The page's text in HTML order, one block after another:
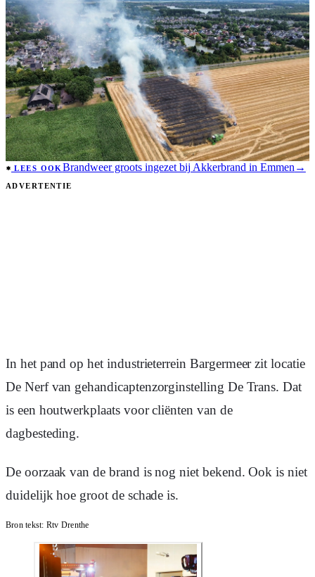
LEES OOK Brandweer groots ingezet bij Akkerbrand in Emmen →
ADVERTENTIE
In het pand op het industrieterrein Bargermeer zit locatie
De Nerf van gehandicaptenzorginstelling De Trans. Dat
is een houtwerkplaats voor cliënten van de
dagbesteding.
De oorzaak van de brand is nog niet bekend. Ook is niet
duidelijk hoe groot de schade is.
Bron tekst: Rtv Drenthe